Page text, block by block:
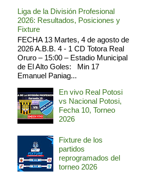
Liga de la División Profesional
2026: Resultados, Posiciones y
Fixture
FECHA 13 Martes, 4 de agosto de
2026 A.B.B. 4 - 1 CD Totora Real
Oruro – 15:00 – Estadio Municipal
de El Alto Goles: Min 17
Emanuel Paniag...
En vivo Real Potosi
vs Nacional Potosi,
Fecha 10, Torneo
2026
Fixture de los
partidos
reprogramados del
torneo 2026